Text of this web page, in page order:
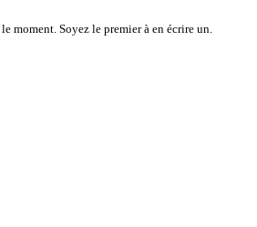
moment. Soyez le premier à en écrire un.